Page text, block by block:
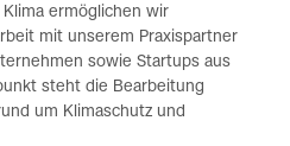
Klima ermöglichen wir
mit unserem Praxispartner
sowie Startups aus
steht die Bearbeitung
um Klimaschutz und